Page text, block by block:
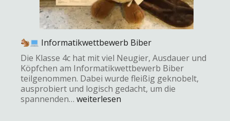
Informatikwettbewerb Biber
Die Klasse 4c hat mit viel Neugier, Ausdauer und
Köpfchen am Informatikwettbewerb Biber
teilgenommen. Dabei wurde fleißig geknobelt,
ausprobiert und logisch gedacht, um die
spannenden… weiterlesen